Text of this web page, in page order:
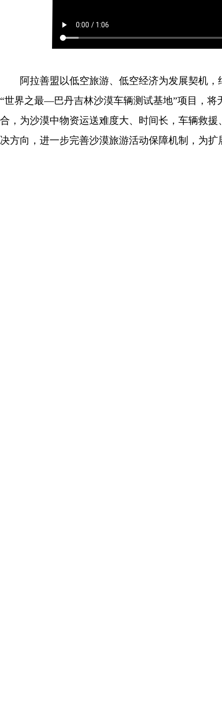
阿拉善盟以低空旅游、低空经济为发展契机，
“世界之最—巴丹吉林沙漠车辆测试基地”项目，
合，为沙漠中物资运送难度大、时间长，车辆救
决方向，进一步完善沙漠旅游活动保障机制，为